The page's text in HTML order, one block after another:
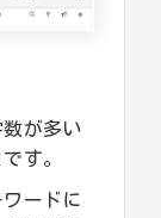
が多い
す。
ードに